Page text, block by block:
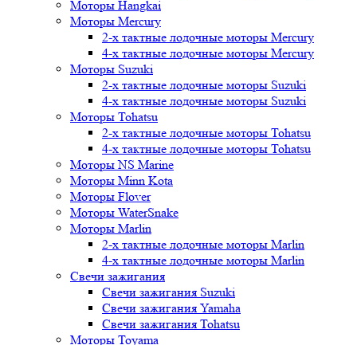
Моторы Hangkai
Моторы Mercury
2-х тактные лодочные моторы Mercury
4-х тактные лодочные моторы Mercury
Моторы Suzuki
2-х тактные лодочные моторы Suzuki
4-х тактные лодочные моторы Suzuki
Моторы Tohatsu
2-х тактные лодочные моторы Tohatsu
4-х тактные лодочные моторы Tohatsu
Моторы NS Marine
Моторы Minn Kota
Моторы Flover
Моторы WaterSnake
Моторы Marlin
2-х тактные лодочные моторы Marlin
4-х тактные лодочные моторы Marlin
Свечи зажигания
Свечи зажигания Suzuki
Свечи зажигания Yamaha
Свечи зажигания Tohatsu
Моторы Toyama